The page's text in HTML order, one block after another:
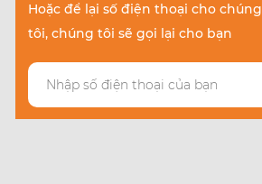
Hoặc để lại số điện thoại cho chúng
tôi, chúng tôi sẽ gọi lại cho bạn